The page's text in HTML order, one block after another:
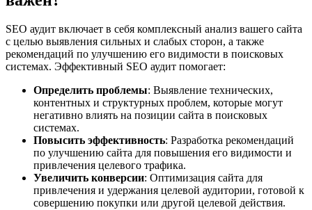
SEO аудит включает в себя комплексный анализ вашего сайта
с целью выявления сильных и слабых сторон, а также
рекомендаций по улучшению его видимости в поисковых
системах. Эффективный SEO аудит помогает:
Определить проблемы: Выявление технических,
контентных и структурных проблем, которые могут
негативно влиять на позиции сайта в поисковых
системах.
Повысить эффективность: Разработка рекомендаций
по улучшению сайта для повышения его видимости и
привлечения целевого трафика.
Увеличить конверсии: Оптимизация сайта для
привлечения и удержания целевой аудитории, готовой к
совершению покупки или другой целевой действия.